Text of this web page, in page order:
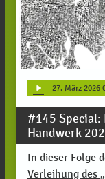
play_arrow 27. März 2026
#145 Special:
Handwerk
In dieser Folge
Verleihung des